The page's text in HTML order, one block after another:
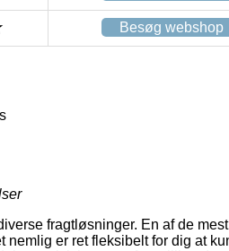
Besøg webshop
fragtløsninger. En af de
er ret fleksibelt for dig at